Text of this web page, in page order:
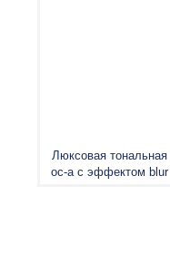
Люксовая тональная
ос-а с эффектом blur